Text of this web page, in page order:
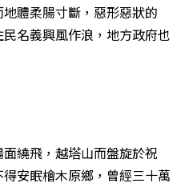
體柔腸寸斷，惡形惡狀的
民名義興風作浪，地方政府也
繞飛，越塔山而盤旋於祝
安眠檜木原鄉，曾經三十萬